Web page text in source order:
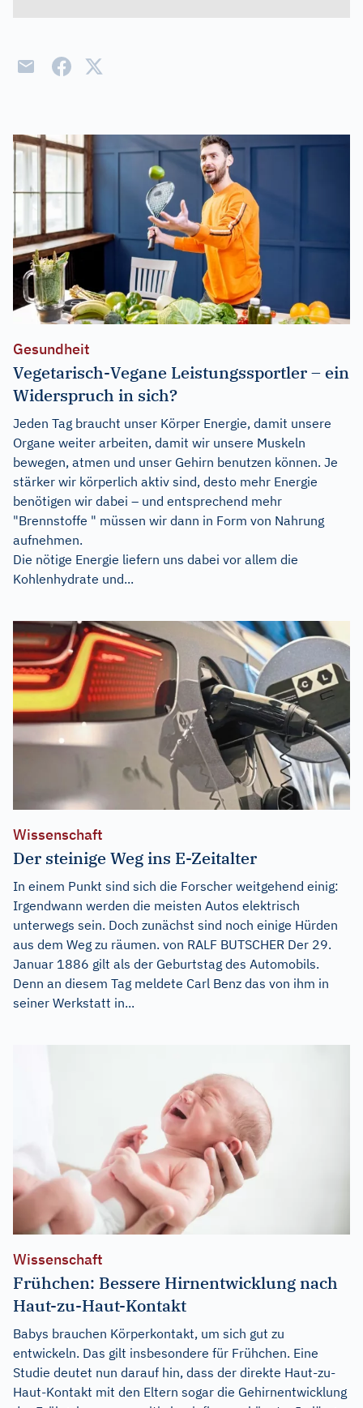
Gesundheit
Vegetarisch-Vegane Leistungssportler – ein
Widerspruch in sich?
Jeden Tag braucht unser Körper Energie, damit unsere
Organe weiter arbeiten, damit wir unsere Muskeln
bewegen, atmen und unser Gehirn benutzen können. Je
stärker wir körperlich aktiv sind, desto mehr Energie
benötigen wir dabei – und entsprechend mehr
"Brennstoffe " müssen wir dann in Form von Nahrung
aufnehmen.
Die nötige Energie liefern uns dabei vor allem die
Kohlenhydrate und...
Wissenschaft
Der steinige Weg ins E-Zeitalter
In einem Punkt sind sich die Forscher weitgehend einig:
Irgendwann werden die meisten Autos elektrisch
unterwegs sein. Doch zunächst sind noch einige Hürden
aus dem Weg zu räumen. von RALF BUTSCHER Der 29.
Januar 1886 gilt als der Geburtstag des Automobils.
Denn an diesem Tag meldete Carl Benz das von ihm in
seiner Werkstatt in...
Wissenschaft
Frühchen: Bessere Hirnentwicklung nach
Haut-zu-Haut-Kontakt
Babys brauchen Körperkontakt, um sich gut zu
entwickeln. Das gilt insbesondere für Frühchen. Eine
Studie deutet nun darauf hin, dass der direkte Haut-zu-
Haut-Kontakt mit den Eltern sogar die Gehirnentwicklung